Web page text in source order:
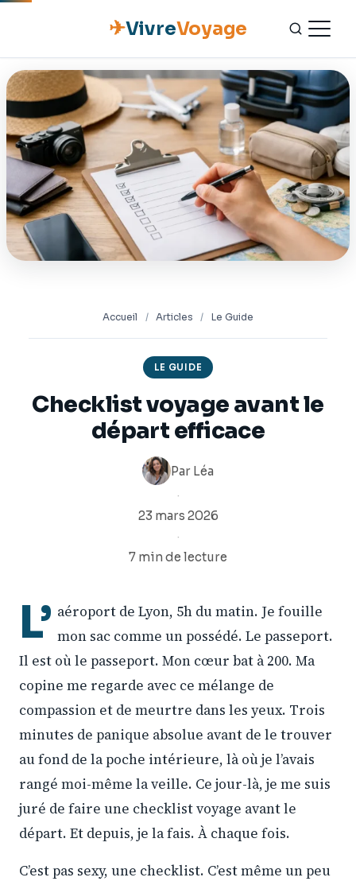
✈VivreVoyage
ACCUEIL
ESCAPADES
NATURE
GASTRONOMIE
CULTURE
Accueil / Articles / Le Guide
LE GUIDE
Checklist voyage avant le
départ efficace
Par Léa
·
23 mars 2026
·
7 min de lecture
L’ aéroport de Lyon, 5h du matin. Je fouille
mon sac comme un possédé. Le passeport.
Il est où le passeport. Mon cœur bat à 200. Ma
copine me regarde avec ce mélange de
compassion et de meurtre dans les yeux. Trois
minutes de panique absolue avant de le trouver
au fond de la poche intérieure, là où je l’avais
rangé moi-même la veille. Ce jour-là, je me suis
juré de faire une checklist voyage avant le
départ. Et depuis, je la fais. À chaque fois.
C’est pas sexy, une checklist. C’est même un peu